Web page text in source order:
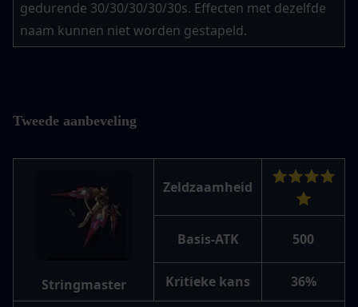
gedurende 30/30/30/30/30s. Effecten met dezelfde
naam kunnen niet worden gestapeld.
Tweede aanbeveling
Stringmaster
Zeldzaamheid
⭐⭐⭐⭐
⭐
Basis-ATK 500
Kritieke kans 36%